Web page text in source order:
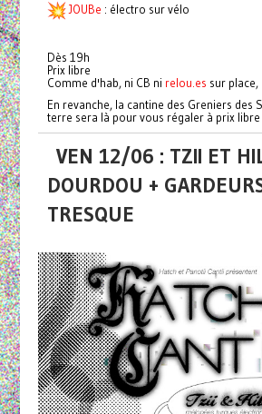
JOUBe : électro sur vélo
Dès 19h
Prix libre
Comme d'hab, ni CB ni relou.es sur place,
En revanche, la cantine des Greniers des
terre sera là pour vous régaler à prix libre
VEN 12/06 : TZII ET
DOURDOU +
TRESQUE